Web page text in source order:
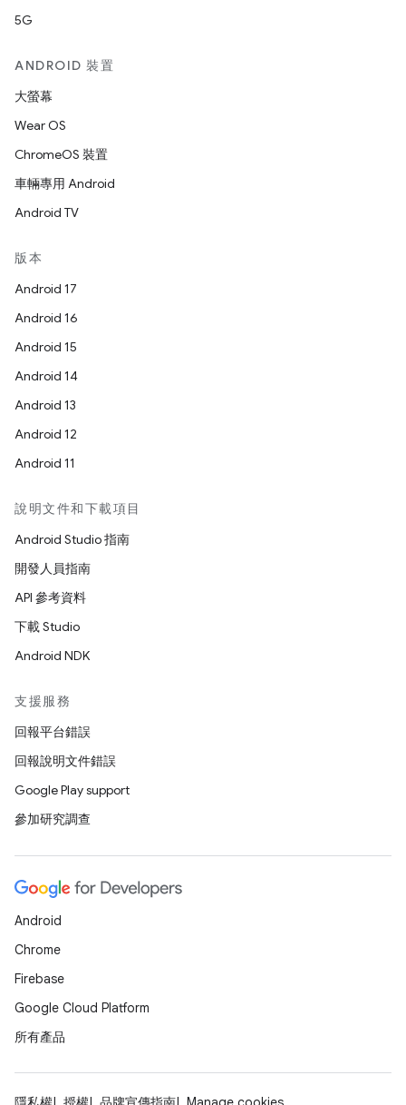
5G
ANDROID 裝置
大螢幕
Wear OS
ChromeOS 裝置
車輛專用 Android
Android TV
版本
Android 17
Android 16
Android 15
Android 14
Android 13
Android 12
Android 11
說明文件和下載項目
Android Studio 指南
開發人員指南
API 參考資料
下載 Studio
Android NDK
支援服務
回報平台錯誤
回報說明文件錯誤
Google Play support
參加研究調查
Android
Chrome
Firebase
Google Cloud Platform
所有產品